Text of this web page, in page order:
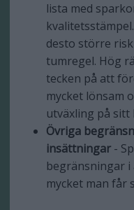
lista med
desto större
tumregel. Hög
tecken på att
mycket lönsam
utväxling på sitt
Övriga
insättningar -
begränsningar
mycket man får